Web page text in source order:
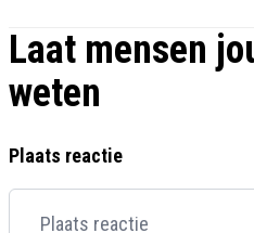
Laat mensen
weten
Plaats reactie